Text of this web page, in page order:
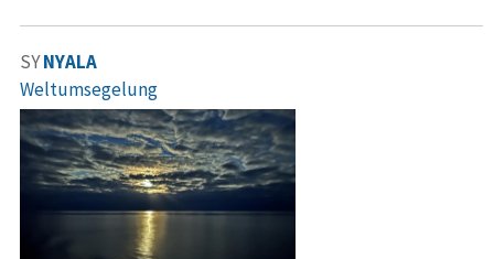
SYNYALA
Weltumsegelung